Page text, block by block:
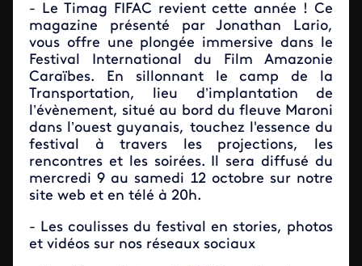
- Le Timag FIFAC revient cette année ! Ce
magazine présenté par Jonathan Lario,
vous offre une plongée immersive dans le
Festival International du Film Amazonie
Caraïbes. En sillonnant le camp de la
Transportation, lieu d’implantation de
l’évènement, situé au bord du fleuve Maroni
dans l’ouest guyanais, touchez l'essence du
festival à travers les projections, les
rencontres et les soirées. Il sera diffusé du
mercredi 9 au samedi 12 octobre sur notre
site web et en télé à 20h.
- Les coulisses du festival en stories, photos
et vidéos sur nos réseaux sociaux